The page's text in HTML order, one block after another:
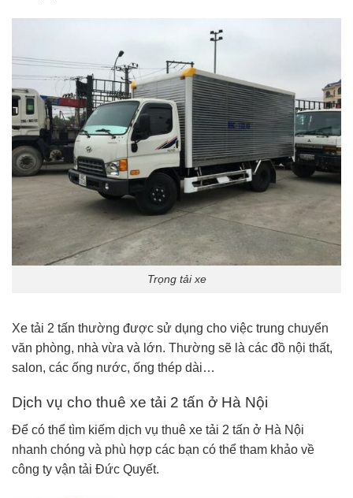
Trọng tải xe
Xe tải 2 tấn thường được sử dụng cho việc trung chuyển
văn phòng, nhà vừa và lớn. Thường sẽ là các đồ nội thất,
salon, các ống nước, ống thép dài…
Dịch vụ cho thuê xe tải 2 tấn ở Hà Nội
Để có thể tìm kiếm dịch vụ thuê xe tải 2 tấn ở Hà Nội
nhanh chóng và phù hợp các bạn có thể tham khảo về
công ty vận tải Đức Quyết.